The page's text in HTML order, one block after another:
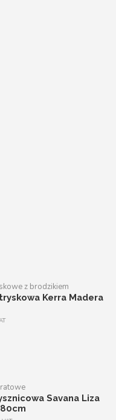
z brodzikiem
Kerra Madera
Savana Liza